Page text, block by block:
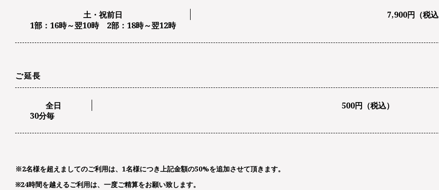
土・祝前日
7,900円（税
1部：16時～翌10時 2部：18時～翌12時
ご延長
全日
500円（税込）
30分毎
※2名様を超えましてのご利用は、1名様につき上記金額の50%を追加させて頂きます。
※24時間を越えるご利用は、一度ご精算をお願い致します。